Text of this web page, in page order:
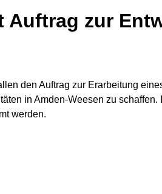
Auftrag zur
den Auftrag zur Erarbeitung
in Amden-Weesen zu
werden.